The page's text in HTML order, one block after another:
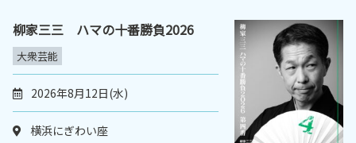
柳家三三 ハマの十番勝負2026
大衆芸能
2026年8月12日(水)
横浜にぎわい座